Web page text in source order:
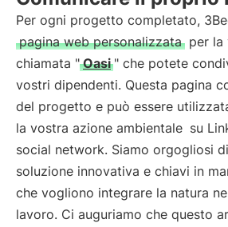
Per ogni progetto completato,
pagina web personalizzata per la
chiamata " Oasi " che potete
vostri dipendenti. Questa pagina
del progetto e può essere
la vostra azione ambientale su
social network. Siamo orgogliosi
soluzione innovativa e chiavi in
che vogliono integrare la natura
lavoro. Ci auguriamo che questo